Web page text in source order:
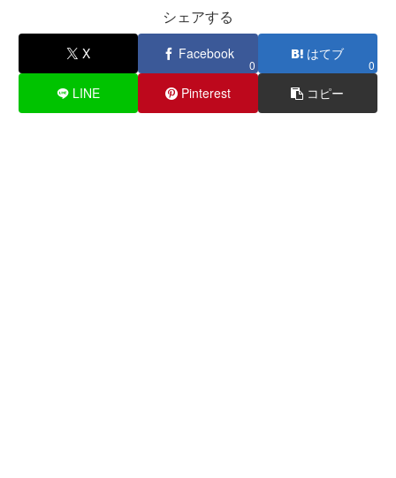
シェアする
X Facebook
0
はてブ
0
LINE Pinterest コピー